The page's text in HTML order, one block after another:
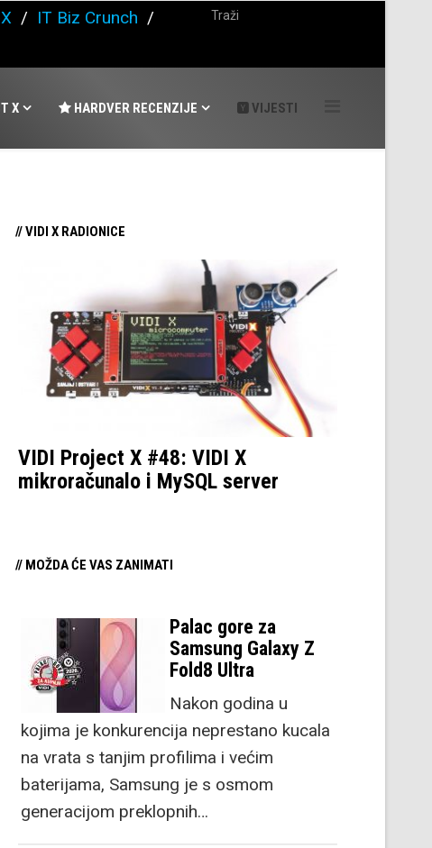
/ IT Biz Crunch /
X HARDVER RECENZIJE VIJESTI
// VIDI X RADIONICE
VIDI Project X #48: VIDI X
mikroračunalo i MySQL server
// MOŽDA ĆE VAS ZANIMATI
Palac gore za
Samsung Galaxy Z
Fold8 Ultra
Nakon godina u
kojima je konkurencija neprestano kucala
na vrata s tanjim profilima i većim
baterijama, Samsung je s osmom
generacijom preklopnih…